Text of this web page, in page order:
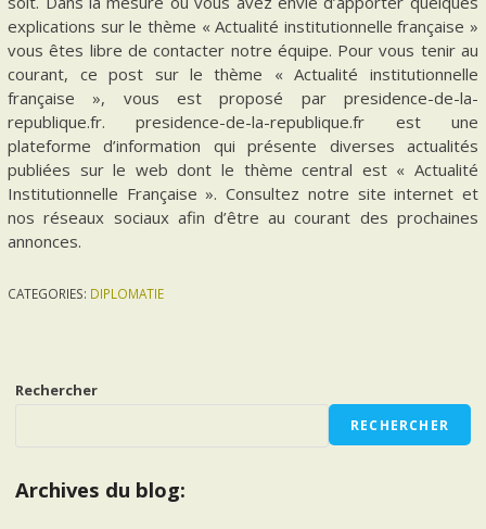
explications sur le thème « Actualité institutionnelle française »
vous êtes libre de contacter notre équipe. Pour vous tenir au
courant, ce post sur le thème « Actualité institutionnelle
française », vous est proposé par presidence-de-la-
republique.fr. presidence-de-la-republique.fr est une
plateforme d’information qui présente diverses actualités
publiées sur le web dont le thème central est « Actualité
Institutionnelle Française ». Consultez notre site internet et
nos réseaux sociaux afin d’être au courant des prochaines
annonces.
CATEGORIES: DIPLOMATIE
Rechercher
RECHERCHER
Archives du blog: